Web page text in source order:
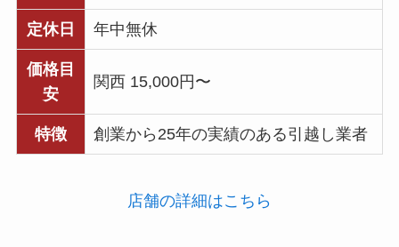
定休日 年中無休
価格目
安
関西 15,000円〜
特徴 創業から25年の実績のある引越し業者
店舗の詳細はこちら